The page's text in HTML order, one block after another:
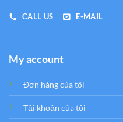
CALL US E-MAIL
My account
Đơn hàng của tôi
Tải khoản của tôi